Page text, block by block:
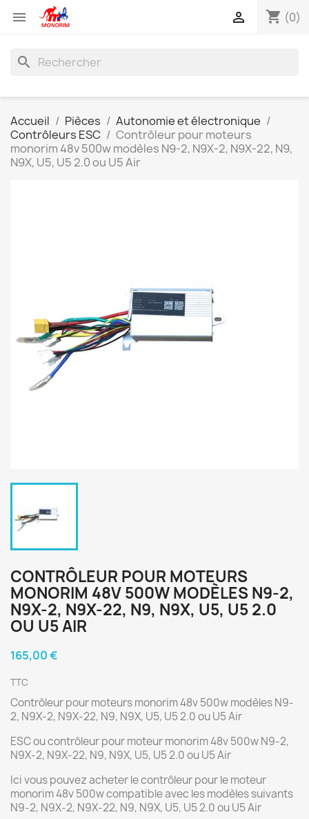
 shopping_cart (0)

search
Accueil Pièces
Autonomie et électronique
Contrôleurs ESC
Contrôleur pour moteurs
monorim 48v 500w modèles N9-2, N9X-2, N9X-22, N9,
N9X, U5, U5 2.0 ou U5 Air
CONTRÔLEUR POUR MOTEURS
MONORIM 48V 500W MODÈLES N9-2,
N9X-2, N9X-22, N9, N9X, U5, U5 2.0
OU U5 AIR
165,00 €
TTC
Contrôleur pour moteurs monorim 48v 500w modèles N9-
2, N9X-2, N9X-22, N9, N9X, U5, U5 2.0 ou U5 Air
ESC ou contrôleur pour moteur monorim 48v 500w N9-2,
N9X-2, N9X-22, N9, N9X, U5, U5 2.0 ou U5 Air
Ici vous pouvez acheter le contrôleur pour le moteur
monorim 48v 500w compatible avec les modèles suivants
N9-2, N9X-2, N9X-22, N9, N9X, U5, U5 2.0 ou U5 Air